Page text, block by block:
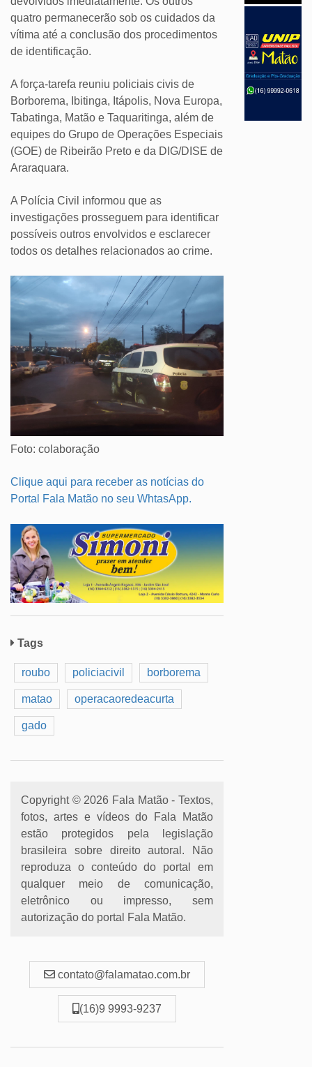
quatro permanecerão sob os cuidados da
vítima até a conclusão dos procedimentos
de identificação.
A força-tarefa reuniu policiais civis de
Borborema, Ibitinga, Itápolis, Nova Europa,
Tabatinga, Matão e Taquaritinga, além de
equipes do Grupo de Operações Especiais
(GOE) de Ribeirão Preto e da DIG/DISE de
Araraquara.
A Polícia Civil informou que as
investigações prosseguem para identificar
possíveis outros envolvidos e esclarecer
todos os detalhes relacionados ao crime.
Foto: colaboração
Clique aqui para receber as notícias do
Portal Fala Matão no seu WhtasApp.
Tags
roubo policiacivil borborema
matao operacaoredeacurta
gado
Copyright © 2026 Fala Matão - Textos,
fotos, artes e vídeos do Fala Matão
estão protegidos pela legislação
brasileira sobre direito autoral. Não
reproduza o conteúdo do portal em
qualquer meio de comunicação,
eletrônico ou impresso, sem
autorização do portal Fala Matão.
contato@falamatao.com.br
(16)9 9993-9237